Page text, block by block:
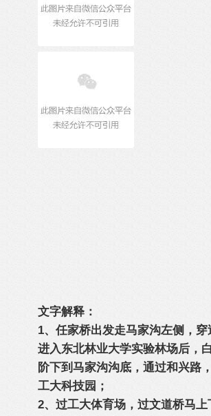
文字解释：
1、任家桥出发走马家沟左侧，穿
进入东北林业大学实验林场后，
阶下到马家沟沟底，通过和兴路
工大科技园；
2、过工大体育场，过文道桥马